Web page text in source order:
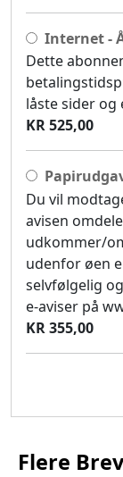
Internet -
Dette
låste sider og
KR 525,00
Du vil
avisen
udkommer/
udenfor øen
selvfølgelig
e-aviser på
KR 355,00
Flere